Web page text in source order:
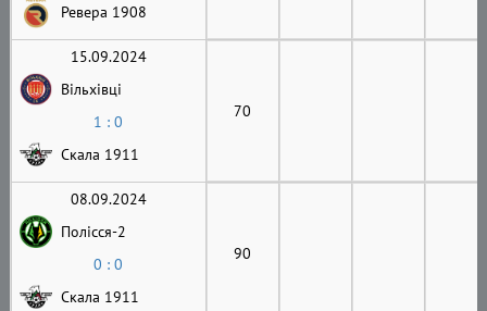
Ревера 1908
15.09.2024
Вільхівці
1 : 0
Скала 1911
70
08.09.2024
Полісся-2
0 : 0
Скала 1911
90